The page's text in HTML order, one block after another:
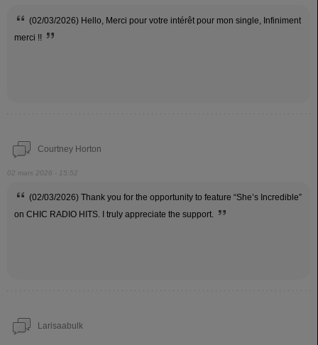
(02/03/2026) Hello, Merci pour votre intérêt pour mon single, Infiniment
merci !!
Courtney Horton
02 mars 2026 - 15:52
(02/03/2026) Thank you for the opportunity to feature “She’s Incredible”
on CHIC RADIO HITS. I truly appreciate the support.
Larisaabulk